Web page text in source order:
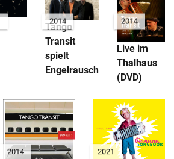
2014
Tango
Transit
spielt
Engelrausch
2014
Live im
Thalhaus
(DVD)
2014 2021